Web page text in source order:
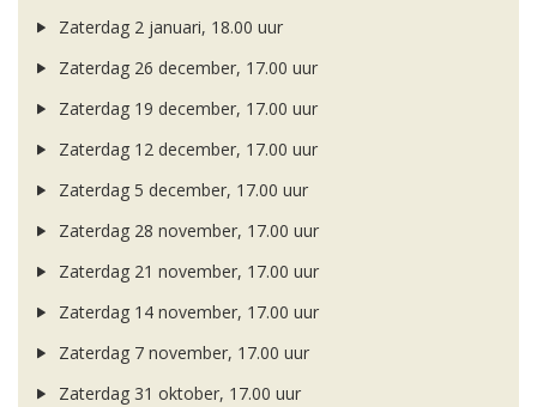
Zaterdag 2 januari, 18.00 uur
Zaterdag 26 december, 17.00 uur
Zaterdag 19 december, 17.00 uur
Zaterdag 12 december, 17.00 uur
Zaterdag 5 december, 17.00 uur
Zaterdag 28 november, 17.00 uur
Zaterdag 21 november, 17.00 uur
Zaterdag 14 november, 17.00 uur
Zaterdag 7 november, 17.00 uur
Zaterdag 31 oktober, 17.00 uur